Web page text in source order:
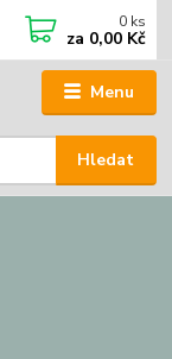
Menu
Hledat
0 ks
za 0,00 Kč